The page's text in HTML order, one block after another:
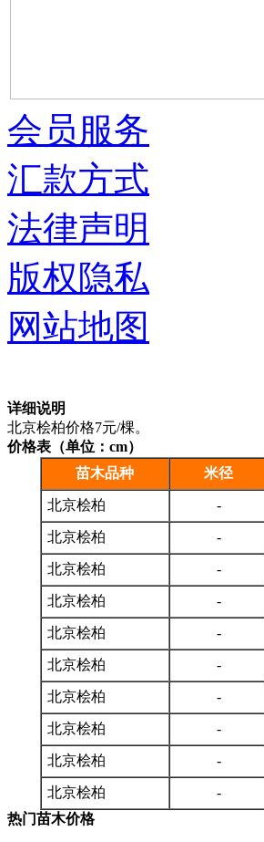
详细说明
北京桧柏价格7元/棵。
价格表（单位：cm）
苗木品种
米径
北京桧柏 -
北京桧柏 -
北京桧柏 -
北京桧柏 -
北京桧柏 -
北京桧柏 -
北京桧柏 -
北京桧柏 -
北京桧柏 -
北京桧柏 -
热门苗木价格
会员服务
汇款方式
法律声明
版权隐私
网站地图